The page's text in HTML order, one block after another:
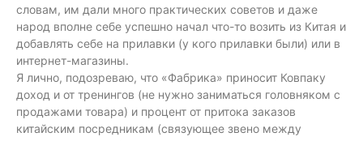
словам, им дали много практических советов и даже
народ вполне себе успешно начал что-то возить из Китая и
добавлять себе на прилавки (у кого прилавки были) или в
интернет-магазины.
Я лично, подозреваю, что «Фабрика» приносит Ковпаку
доход и от тренингов (не нужно заниматься головняком с
продажами товара) и процент от притока заказов
китайским посредникам (связующее звено между